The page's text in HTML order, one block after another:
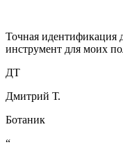
Точная идентификация
инструмент для моих
ДТ
Дмитрий Т.
Ботаник
“